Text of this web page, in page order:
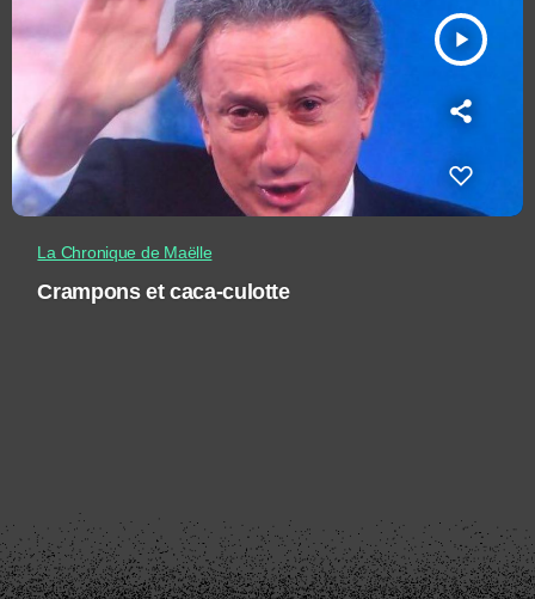
play_arrow
La Chronique de Maëlle
Crampons et caca-culotte